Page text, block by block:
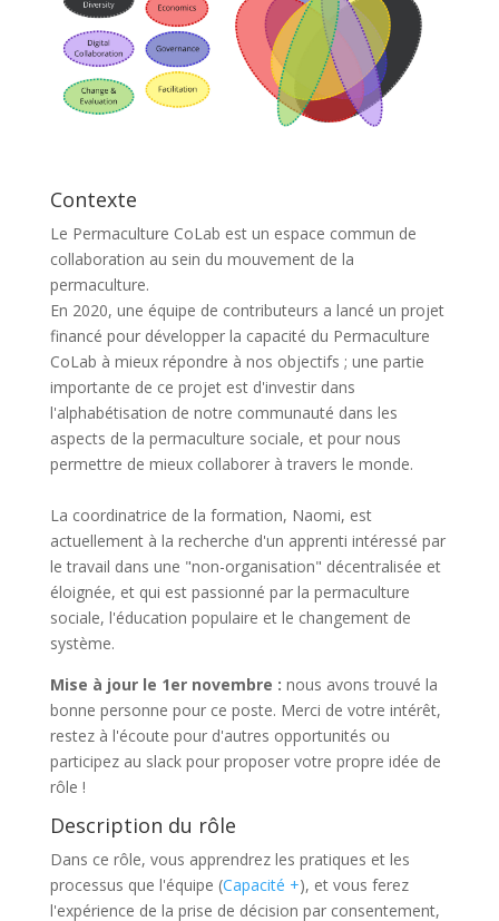
Contexte
Le Permaculture CoLab est un espace commun de
collaboration au sein du mouvement de la
permaculture.
En 2020, une équipe de contributeurs a lancé un projet
financé pour développer la capacité du Permaculture
CoLab à mieux répondre à nos objectifs ; une partie
importante de ce projet est d'investir dans
l'alphabétisation de notre communauté dans les
aspects de la permaculture sociale, et pour nous
permettre de mieux collaborer à travers le monde.
La coordinatrice de la formation, Naomi, est
actuellement à la recherche d'un apprenti intéressé par
le travail dans une "non-organisation" décentralisée et
éloignée, et qui est passionné par la permaculture
sociale, l'éducation populaire et le changement de
système.
Mise à jour le 1er novembre : nous avons trouvé la
bonne personne pour ce poste. Merci de votre intérêt,
restez à l'écoute pour d'autres opportunités ou
participez au slack pour proposer votre propre idée de
rôle !
Description du rôle
Dans ce rôle, vous apprendrez les pratiques et les
processus que l'équipe (Capacité +), et vous ferez
l'expérience de la prise de décision par consentement,